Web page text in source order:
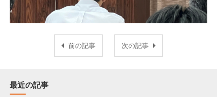
前の記事 次の記事
最近の記事